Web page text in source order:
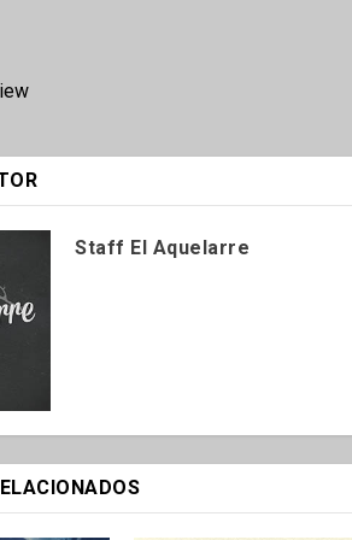
Staff El Aquelarre